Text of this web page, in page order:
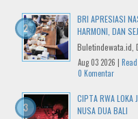
BRI APRESIASI
HARMONI, DAN
Buletindewata.id,
Aug 03 2026 |
0 Komentar
CIPTA RWA LOKA
NUSA DUA BALI